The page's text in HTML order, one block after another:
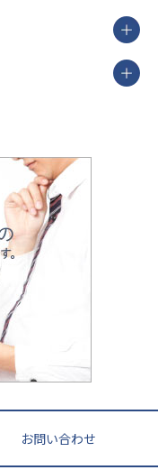
長野県
奈良県
和歌山県
広島県
高知県
熊本県
ング
させる方法
距離の学力
ル
大学受験の羅
お問い合わせ